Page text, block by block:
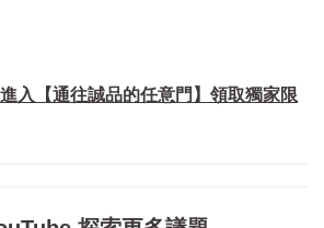
入【通往誠品的任意門】領取獨家限